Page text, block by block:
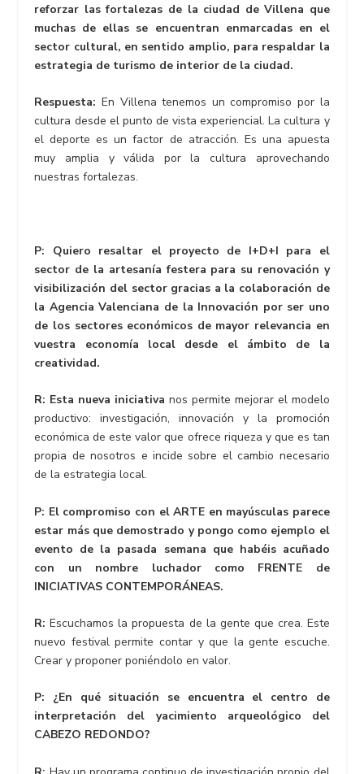
reforzar las fortalezas de la ciudad de Villena que
muchas de ellas se encuentran enmarcadas en el
sector cultural, en sentido amplio, para respaldar la
estrategia de turismo de interior de la ciudad.
Respuesta: En Villena tenemos un compromiso por la
cultura desde el punto de vista experiencial. La cultura y
el deporte es un factor de atracción. Es una apuesta
muy amplia y válida por la cultura aprovechando
nuestras fortalezas.
P: Quiero resaltar el proyecto de I+D+I para el
sector de la artesanía festera para su renovación y
visibilización del sector gracias a la colaboración de
la Agencia Valenciana de la Innovación por ser uno
de los sectores económicos de mayor relevancia en
vuestra economía local desde el ámbito de la
creatividad.
R: Esta nueva iniciativanos permite mejorar el modelo
productivo: investigación, innovación y la promoción
económica de este valor que ofrece riqueza y que es tan
propia de nosotros e incide sobre el cambio necesario
de la estrategia local.
P: El compromiso con el ARTE en mayúsculas parece
estar más que demostrado y pongo como ejemplo el
evento de la pasada semana que habéis acuñado
con un nombre luchador como FRENTE de
INICIATIVAS CONTEMPORÁNEAS.
R:Escuchamos la propuesta de la gente que crea. Este
nuevo festival permite contar y que la gente escuche.
Crear y proponer poniéndolo en valor.
P: ¿En qué situación se encuentra el centro de
interpretación del yacimiento arqueológico del
CABEZO REDONDO?